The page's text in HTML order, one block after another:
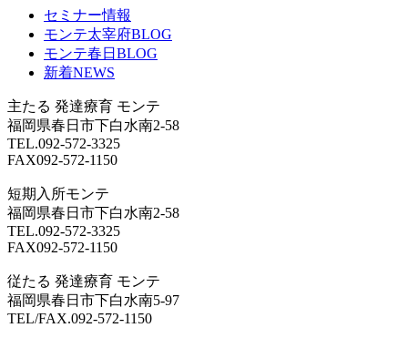
セミナー情報
モンテ太宰府BLOG
モンテ春日BLOG
新着NEWS
主たる 発達療育 モンテ
福岡県春日市下白水南2-58
TEL.092-572-3325
FAX092-572-1150
短期入所モンテ
福岡県春日市下白水南2-58
TEL.092-572-3325
FAX092-572-1150
従たる 発達療育 モンテ
福岡県春日市下白水南5-97
TEL/FAX.092-572-1150